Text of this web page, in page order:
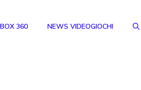
360 NEWS VIDEOGIOCHI